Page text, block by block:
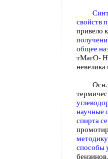
свойств
привело к
общее
тМагО-
Осн.
научные
спирта
способы